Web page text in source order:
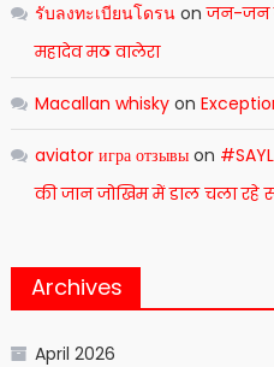
รับลงทะเบียนโดรนonजन-जन
महादेव मठ वालेरा
Macallan whiskyon
aviator игра отзывыon
की जान जोखिम में डाल चला रहे
Archives
April 2026